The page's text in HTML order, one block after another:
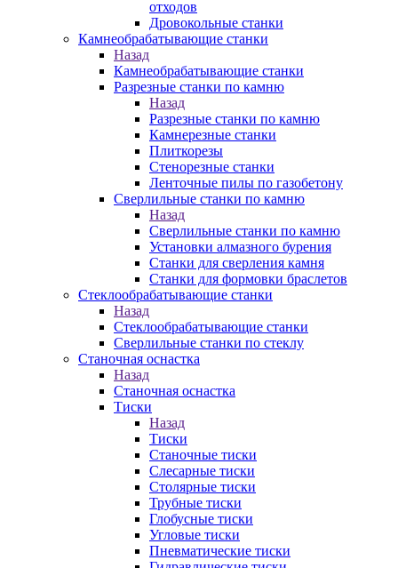
отходов
Дровокольные станки
Камнеобрабатывающие станки
Назад
Камнеобрабатывающие станки
Разрезные станки по камню
Назад
Разрезные станки по камню
Камнерезные станки
Плиткорезы
Стенорезные станки
Ленточные пилы по газобетону
Сверлильные станки по камню
Назад
Сверлильные станки по камню
Установки алмазного бурения
Станки для сверления камня
Станки для формовки браслетов
Стеклообрабатывающие станки
Назад
Стеклообрабатывающие станки
Сверлильные станки по стеклу
Станочная оснастка
Назад
Станочная оснастка
Тиски
Назад
Тиски
Станочные тиски
Слесарные тиски
Столярные тиски
Трубные тиски
Глобусные тиски
Угловые тиски
Пневматические тиски